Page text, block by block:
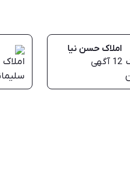
املاک حسن نیا
12 آگهی